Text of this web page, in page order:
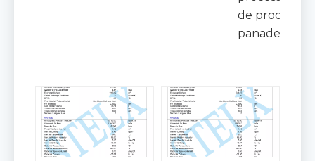
de
panadería.